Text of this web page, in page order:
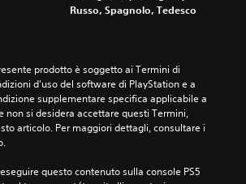
Russo, Spagnolo, Tedesco
prodotto è soggetto ai Termini di
d'uso del software di PlayStation e a
supplementare specifica applicabile a
non si desidera accettare questi Termini,
articolo. Per maggiori dettagli, consultare i
questo contenuto sulla console PS5